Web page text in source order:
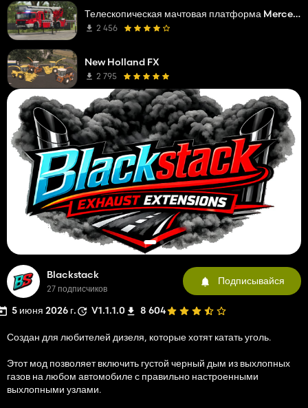
Blackstack
27 подписчиков
Подписывайся
5 июня 2026 г. V1.1.1.0 8 604
Создан для любителей дизеля, которые хотят катать уголь.
Этот мод позволяет включить густой черный дым из выхлопных
газов на любом автомобиле с правильно настроенными
выхлопными узлами.
Телескопическая мачтовая платформа Mercedes Benz Econic WISS
2 456
New Holland FX
2 795